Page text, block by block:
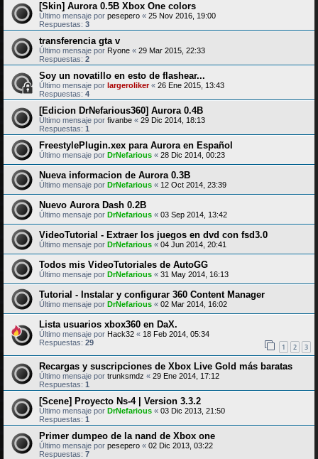
[Skin] Aurora 0.5B Xbox One colors
Último mensaje por pesepero « 25 Nov 2016, 19:00
Respuestas: 3
transferencia gta v
Último mensaje por Ryone « 29 Mar 2015, 22:33
Respuestas: 2
Soy un novatillo en esto de flashear...
Último mensaje por largeroliker« 26 Ene 2015, 13:43
Respuestas: 4
[Edicion DrNefarious360] Aurora 0.4B
Último mensaje por fivanbe « 29 Dic 2014, 18:13
Respuestas: 1
FreestylePlugin.xex para Aurora en Español
Último mensaje por DrNefarious « 28 Dic 2014, 00:23
Nueva informacion de Aurora 0.3B
Último mensaje por DrNefarious « 12 Oct 2014, 23:39
Nuevo Aurora Dash 0.2B
Último mensaje por DrNefarious « 03 Sep 2014, 13:42
VideoTutorial - Extraer los juegos en dvd con fsd3.0
Último mensaje por DrNefarious « 04 Jun 2014, 20:41
Todos mis VideoTutoriales de AutoGG
Último mensaje por DrNefarious « 31 May 2014, 16:13
Tutorial - Instalar y configurar 360 Content Manager
Último mensaje por DrNefarious « 02 Mar 2014, 16:02
Lista usuarios xbox360 en DaX.
Último mensaje por Hack32 « 18 Feb 2014, 05:34
Respuestas: 29 1 2 3
Recargas y suscripciones de Xbox Live Gold más baratas
Último mensaje por trunksmdz « 29 Ene 2014, 17:12
Respuestas: 1
[Scene] Proyecto Ns-4 | Version 3.3.2
Último mensaje por DrNefarious « 03 Dic 2013, 21:50
Respuestas: 1
Primer dumpeo de la nand de Xbox one
Último mensaje por pesepero « 02 Dic 2013, 03:22
Respuestas: 7